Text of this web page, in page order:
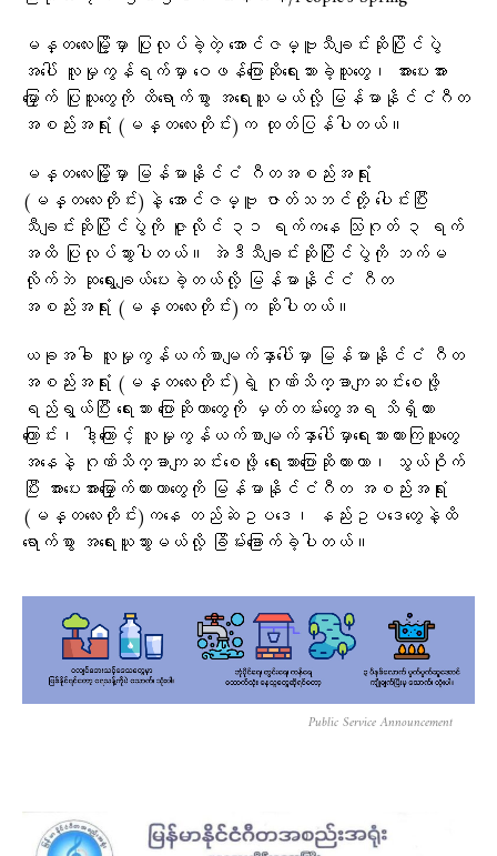
မန္တလေးမြို့မှာ ပြုလုပ်ခဲ့တဲ့ အောင်ဇမ္ဗူသီချင်းဆိုပြိုင်ပွဲ
အပေါ် လူမှုကွန်ရက်မှာ ဝေဖန်ပြောဆိုရေးသားခဲ့သူတွေ၊ အားပေးအား
မြှောက် ပြုသူတွေကို ထိရောက်စွာ အရေးယူမယ်လို့ မြန်မာနိုင်ငံဂီတ
အစည်းအရုံး (မန္တလေးတိုင်း)က ထုတ်ပြန်ပါတယ်။
မန္တလေးမြို့မှာ မြန်မာနိုင်ငံ ဂီတအစည်းအရုံး
(မန္တလေးတိုင်း)နဲ့ အောင်ဇမ္ဗူ ဇာတ်သဘင်တို့ ပေါင်းပြီး
သီချင်းဆိုပြိုင်ပွဲကို ဇူလိုင် ၃၁ ရက်ကနေ သြဂုတ် ၃ ရက်
အထိ ပြုလုပ်သွားပါတယ်။ အဲဒီသီချင်းဆိုပြိုင်ပွဲကို ဘက်မ
လိုက်ဘဲ ဆုရွေးချယ်ပေးခဲ့တယ်လို့ မြန်မာနိုင်ငံ ဂီတ
အစည်းအရုံး (မန္တလေးတိုင်း)က ဆိုပါတယ်။
ယခုအခါ လူမှုကွန်ယက်စာမျက်နှာပေါ်မှာ မြန်မာနိုင်ငံ ဂီတ
အစည်းအရုံး (မန္တလေးတိုင်း)ရဲ့ ဂုဏ်သိက္ခာကျဆင်းစေဖို့
ရည်ရွယ်ပြီး ရေးသား ပြောဆိုတာတွေကို မှတ်တမ်းတွေအရ သိရှိထား
ကြောင်း၊ ဒါ့ကြောင့် လူမှုကွန်ယက်စာမျက်နှာပေါ်မှာရေးသားထားကြသူတွေ
အနေနဲ့ ဂုဏ်သိက္ခာကျဆင်းစေဖို့ ရေးသားပြောဆိုထားတာ၊ သွယ်ဝိုက်
ပြီး အားပေးအားမြှောက်ထားတာတွေကို မြန်မာနိုင်ငံဂီတ အစည်းအရုံး
(မန္တလေးတိုင်း)ကနေ တည်ဆဲဥပဒေ၊ နည်းဥပဒေတွေနဲ့ထိ
ရောက်စွာ အရေးယူသွားမယ်လို့ ခြိမ်းခြောက်ခဲ့ပါတယ်။
Public Service Announcement